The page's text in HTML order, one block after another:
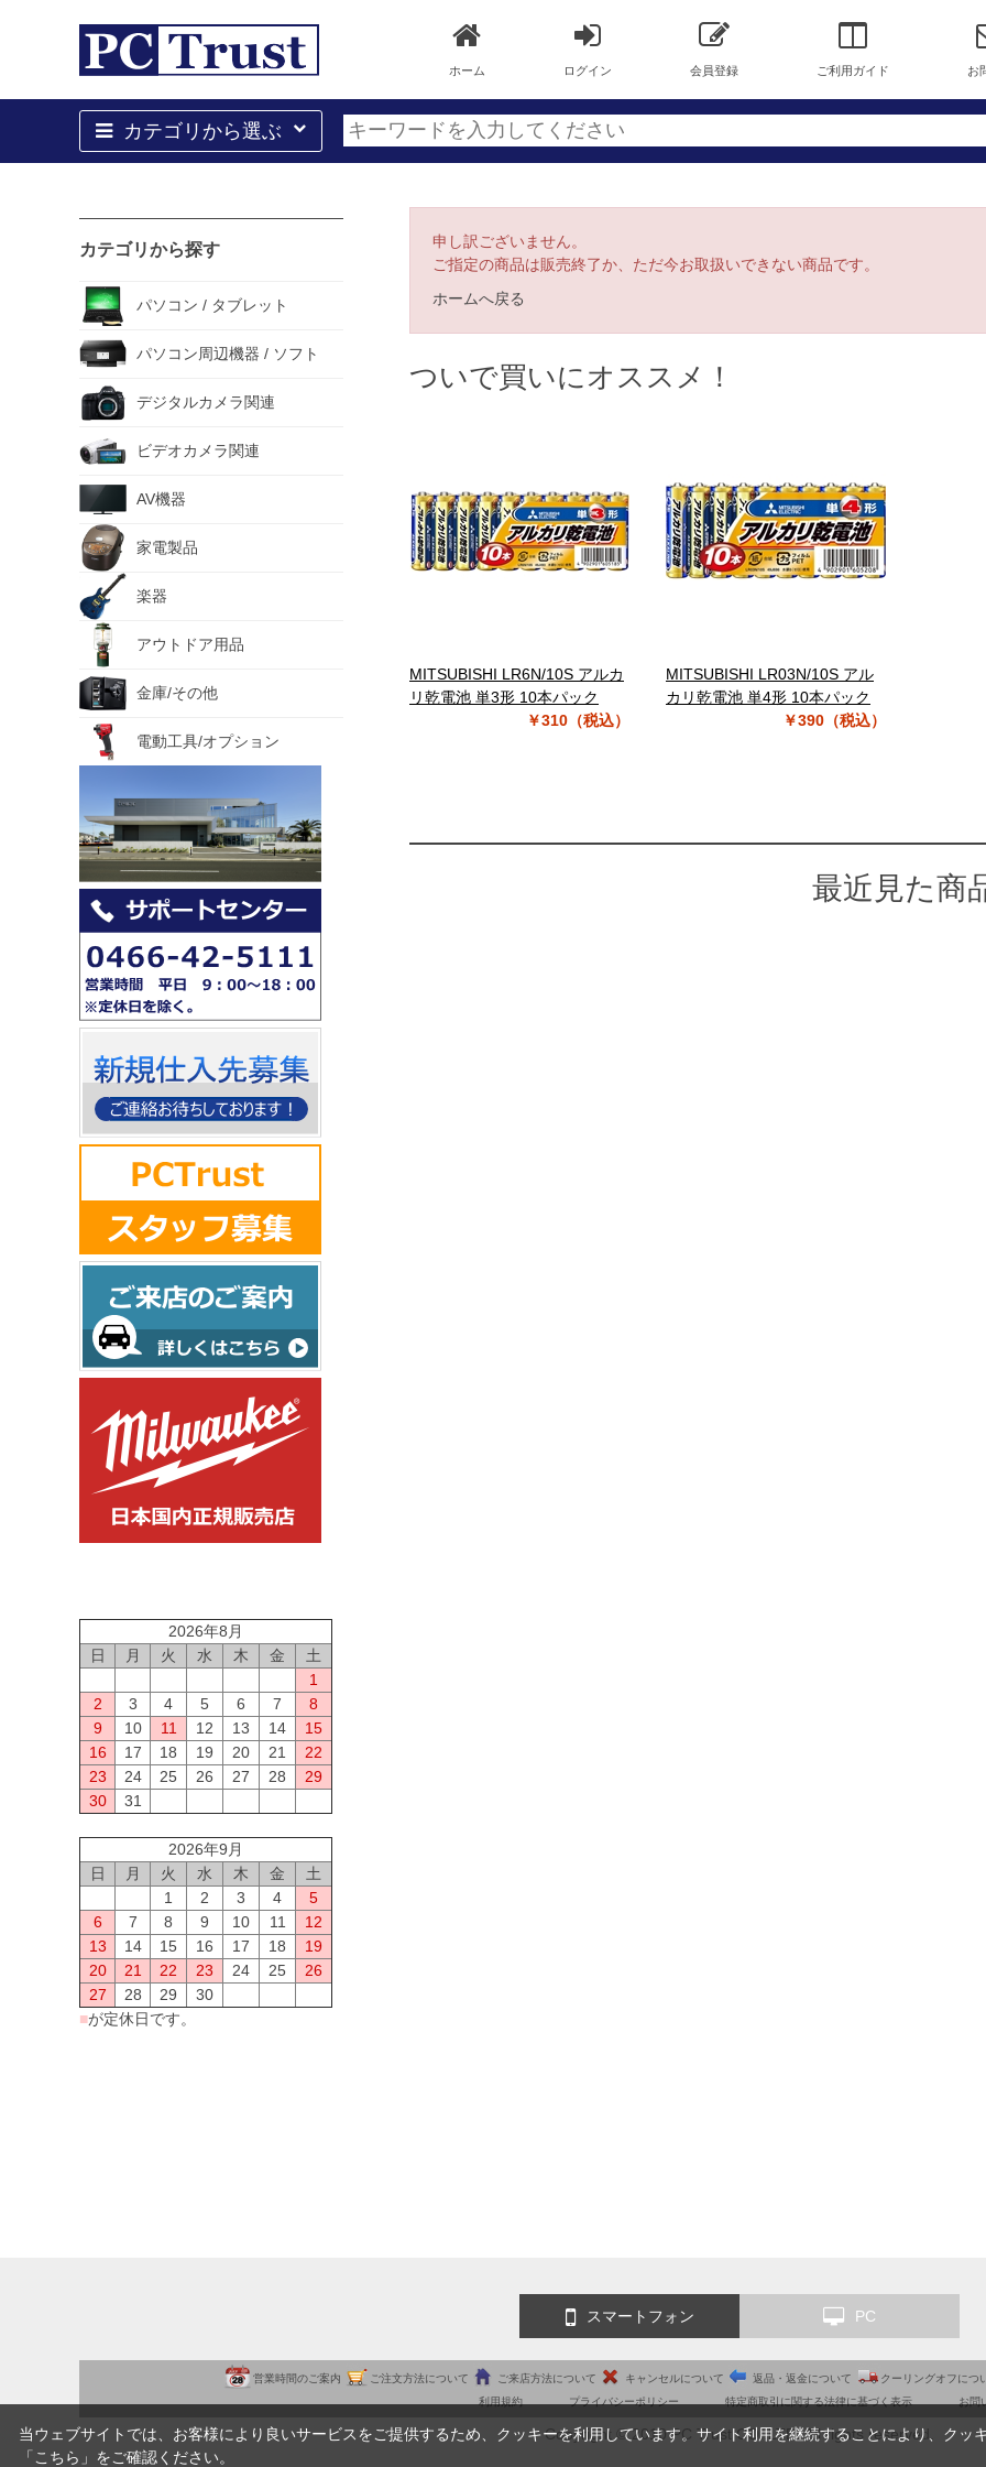
ホーム ログイン 会員登録 ご利用ガイド お
カテゴリから選ぶ
カテゴリから探す
パソコン / タブレット
パソコン周辺機器 / ソフト
デジタルカメラ関連
ビデオカメラ関連
AV機器
家電製品
楽器
アウトドア用品
金庫/その他
電動工具/オプション
2026年8月
日
月 火 水 木 金
土
1
2
3 4 5 6 7
8
9
10 11 12 13 14
15
16
17 18 19 20 21
22
23
24 25 26 27 28
29
30
31
2026年9月
日
月 火 水 木 金
土
1
2 3 4
5
6
7 8 9 10 11
12
13
14 15 16 17 18
19
20
21 22 23 24 25
26
27
28 29
30
■が定休日です。
申し訳ございません。
ご指定の商品は販売終了か、ただ今お取扱いできない商品です。
ホームへ戻る
ついで買いにオススメ！
MITSUBISHI LR6N/10S アルカ
リ乾電池 単3形 10本パック
￥310（税込）
MITSUBISHI LR03N/10S アル
カリ乾電池 単4形 10本パック
￥390（税込）
最近見た商
スマートフォン PC
営業時間のご案内 ご注文方法について ご来店方法について キャンセルについて 返品・返金について クーリングオフにつ
利用規約
プライバシーポリシー 特定商取引に関する法律に基づく表示 お問
Copyright © 2010 PC Trust CO.,LTD. All rights reserved.
当ウェブサイトでは、お客様により良いサービスをご提供するため、クッキーを利用しています。サイト利用を継続することにより、クッ
「 こちら 」をご確認ください。